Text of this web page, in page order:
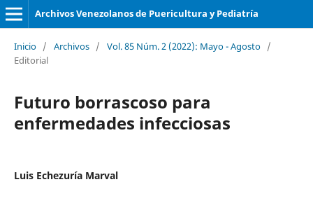
Archivos Venezolanos de Puericultura y Pediatría
Inicio / Archivos / Vol. 85 Núm. 2 (2022): Mayo - Agosto /
Editorial
Futuro borrascoso para
enfermedades infecciosas
Luis Echezuría Marval